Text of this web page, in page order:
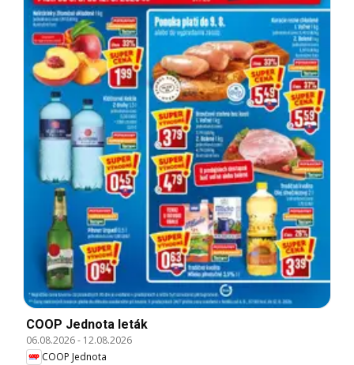
COOP Jednota leták
06.08.2026- 12.08.2026
COOP Jednota